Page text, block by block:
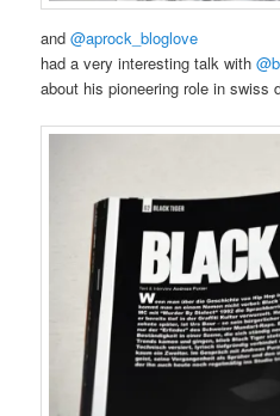
and@aprock_bloglove
had a very interesting talk with
about his pioneering role in swiss